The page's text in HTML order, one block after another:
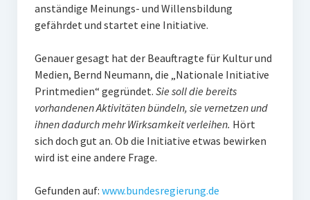
PR-Literatur
Gesellschaft & Medien
Infografik-Themengarten
Künstliche Intelligenz
17 Ziele
Klimaneutrales Tanken
anständige Meinungs- und Willensbildung
gefährdet und startet eine Initiative.
Genauer gesagt hat der Beauftragte für Kultur und
Medien, Bernd Neumann, die „Nationale Initiative
Printmedien“ gegründet. Sie soll die bereits
vorhandenen Aktivitäten bündeln, sie vernetzen und
ihnen dadurch mehr Wirksamkeit verleihen. Hört
sich doch gut an. Ob die Initiative etwas bewirken
wird ist eine andere Frage.
Gefunden auf: www.bundesregierung.de